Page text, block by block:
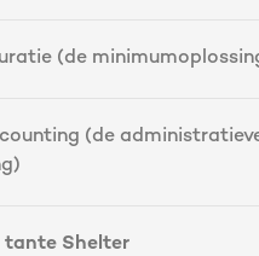
(de
(de
tante Shelter